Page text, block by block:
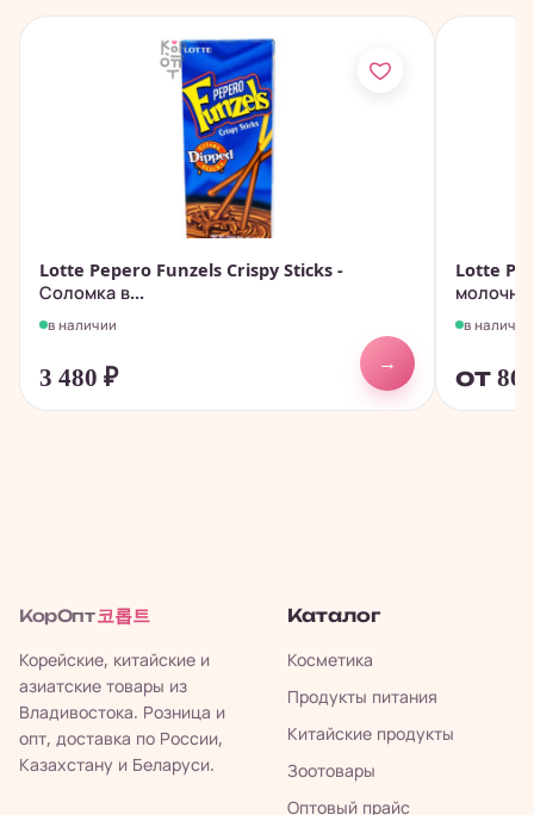
Lotte Pepero Funzels Crispy Sticks -
Соломка в...
в наличии
3 480 ₽
→
Lotte
в наличии
от 86
КорОпт 코롭트
Корейские, китайские и
азиатские товары из
Владивостока. Розница и
опт, доставка по России,
Казахстану и Беларуси.
Каталог
Косметика
Продукты питания
Китайские продукты
Зоотовары
Оптовый прайс